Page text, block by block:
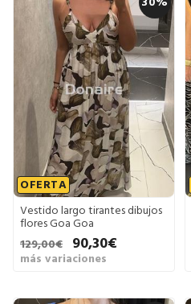
OFERTA
Vestido largo tirantes dibujos
flores Goa Goa
129,00€
90,30€
más variaciones